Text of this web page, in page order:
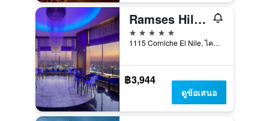
Ramses Hilton
5 ดาว
1115 Corniche El Nile, ไคโร, อียิปต์
฿3,944
ดูข้อเสนอ